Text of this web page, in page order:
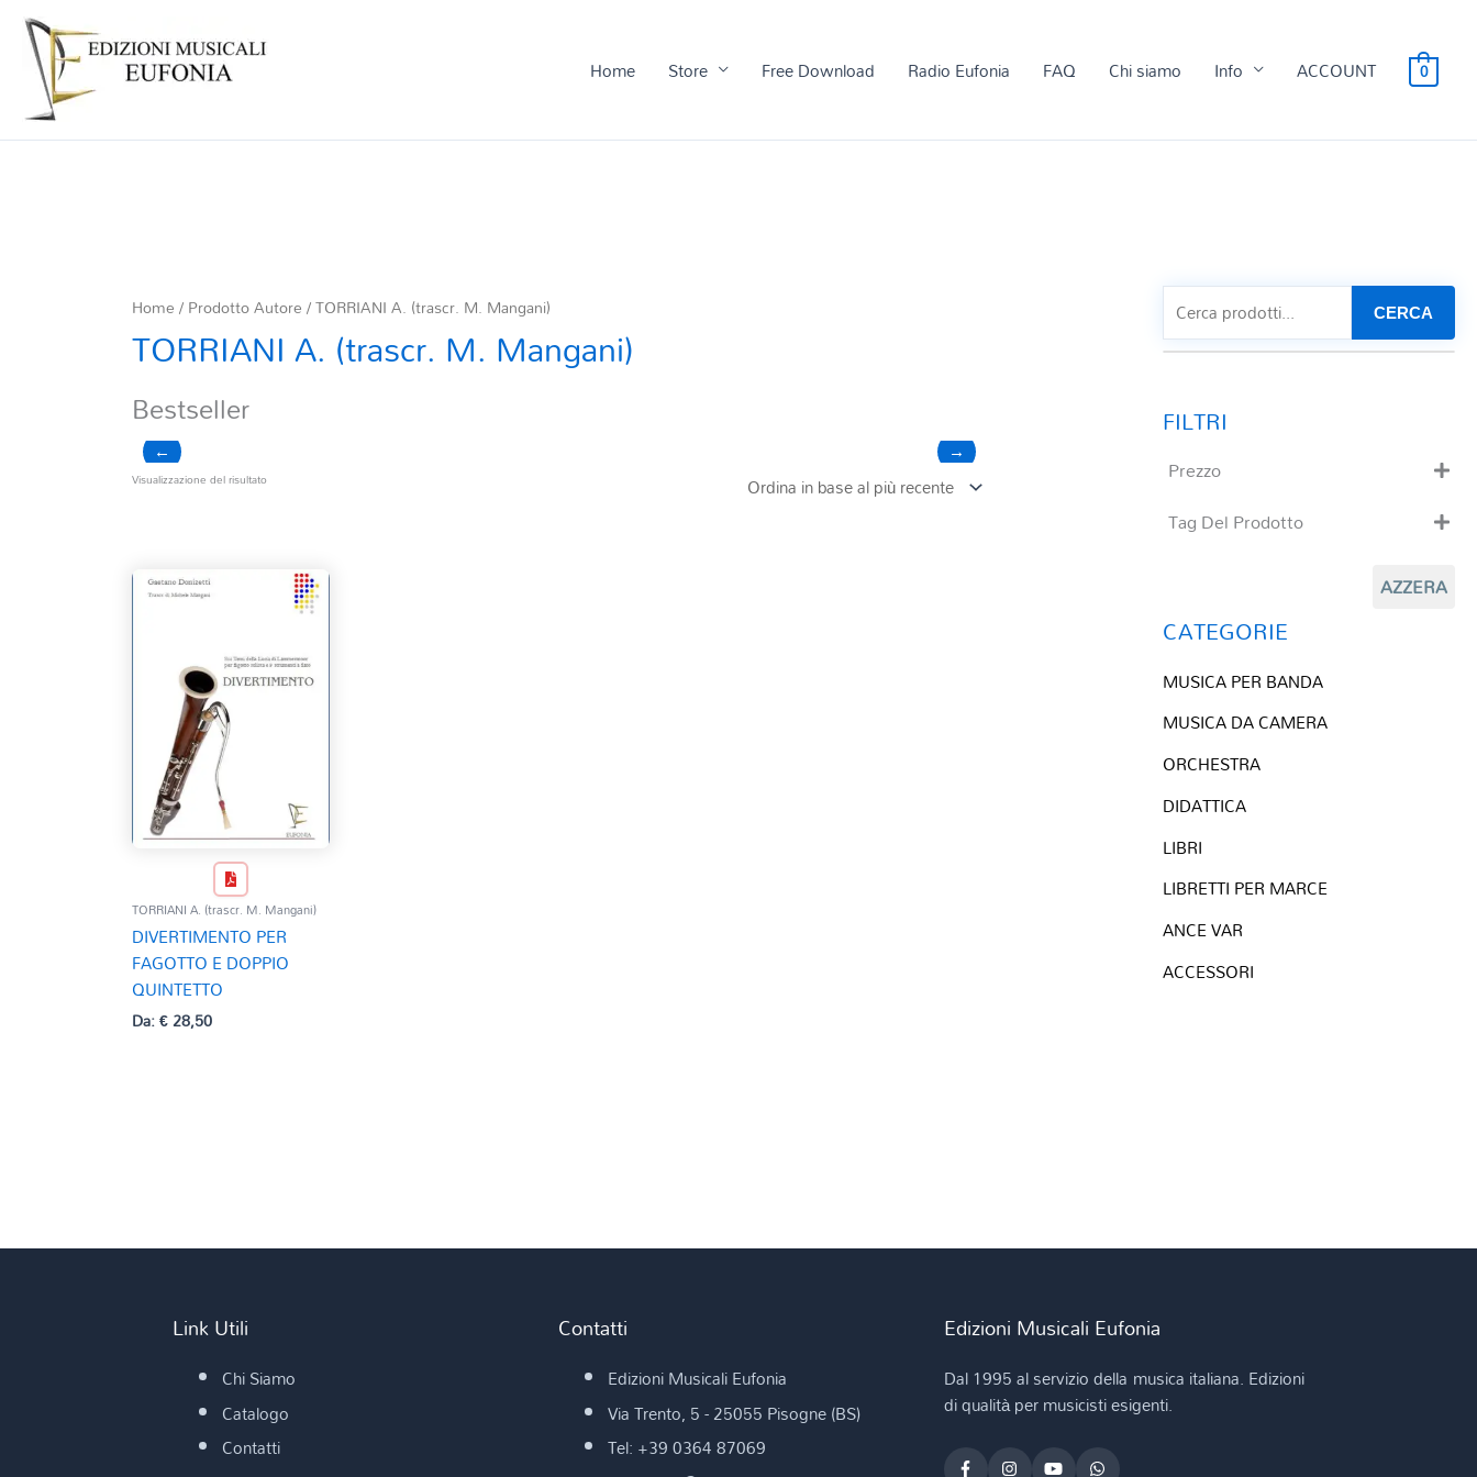
Home Store Free Download Radio Eufonia FAQ Chi siamo Info ACCOUNT 0
Home/ Prodotto Autore / TORRIANI A. (trascr. M. Mangani)
TORRIANI A. (trascr. M. Mangani)
Bestseller
← →
Visualizzazione del risultato
TORRIANI A. (trascr. M. Mangani)
DIVERTIMENTO PER
FAGOTTO E DOPPIO
QUINTETTO
Da:€28,50
CERCA
Prezzo
Tag Del Prodotto
Composizioni originali
QR base
QR esecuzione
AZZERA
CATEGORIE
MUSICA PER BANDA
MUSICA DA CAMERA
ORCHESTRA
DIDATTICA
LIBRI
LIBRETTI PER MARCE
ANCE VAR
ACCESSORI
Link Utili
Chi Siamo
Catalogo
Contatti
Contatti
Edizioni Musicali Eufonia
Via Trento, 5 - 25055 Pisogne (BS)
Tel: +39 0364 87069
Edizioni Musicali Eufonia
Dal 1995 al servizio della musica italiana. Edizioni
di qualità per musicisti esigenti.